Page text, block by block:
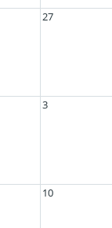
27
3
10